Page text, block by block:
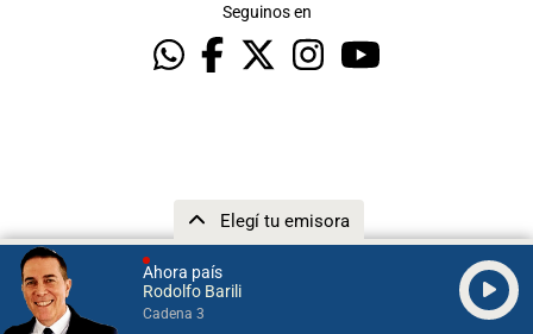
Ahora país
Rodolfo Barili
Cadena 3
Elegí tu emisora
Seguinos en